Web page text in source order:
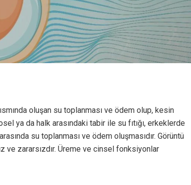
oluşan su toplanması ve ödem olup, kesin
ya da halk arasındaki tabir ile su fıtığı, erkeklerde
su toplanması ve ödem oluşmasıdır. Görüntü
ve zararsızdır. Üreme ve cinsel fonksiyonlar